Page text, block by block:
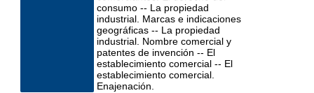
consumo -- La propiedad
industrial. Marcas e indicaciones
geográficas -- La propiedad
industrial. Nombre comercial y
patentes de invención -- El
establecimiento comercial -- El
establecimiento comercial.
Enajenación.